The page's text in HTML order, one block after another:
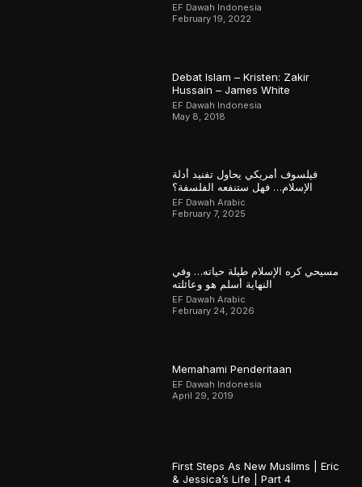
EF Dawah Indonesia
February 19, 2022
Debat Islam – Kristen: Zakir
Hussain – James White
EF Dawah Indonesia
May 8, 2018
فيلسوف أمريكي يحاول تفنيد أدلة
الإسلام… فهل ستنفعه الفلسفة؟
EF Dawah Arabic
February 7, 2025
مسيحي كره الإسلام طيلة حياته… وفي
النهاية أسلم هو وعائلته
EF Dawah Arabic
February 24, 2026
Memahami Penderitaan
EF Dawah Indonesia
April 29, 2019
First Steps As New Muslims | Eric
& Jessica’s Life | Part 4